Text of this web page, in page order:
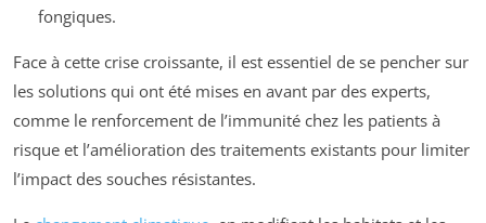
fongiques.
Face à cette crise croissante, il est essentiel de se pencher sur
les solutions qui ont été mises en avant par des experts,
comme le renforcement de l’immunité chez les patients à
risque et l’amélioration des traitements existants pour limiter
l’impact des souches résistantes.